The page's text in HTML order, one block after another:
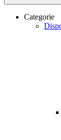
Categorie